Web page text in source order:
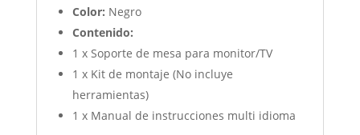
Color: Negro
Contenido:
1 x Soporte de mesa para monitor/TV
1 x Kit de montaje (No incluye
herramientas)
1 x Manual de instrucciones multi idioma